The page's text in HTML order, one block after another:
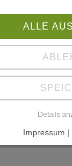
ALLE
Details
Impressum